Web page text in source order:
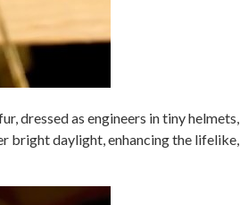
dressed as engineers in tiny helmets,
bright daylight, enhancing the lifelike,